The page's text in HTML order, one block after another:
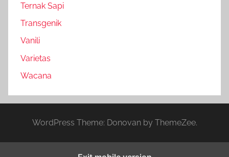
Ternak Sapi
Transgenik
Vanili
Varietas
Wacana
WordPress Theme: Donovan by ThemeZee.